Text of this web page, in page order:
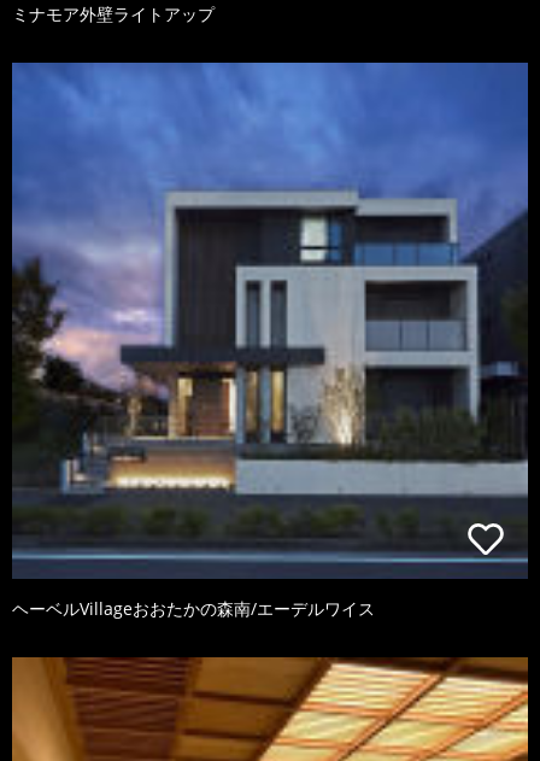
ミナモア外壁ライトアップ
ヘーベルVillageおおたかの森南/エーデルワイス